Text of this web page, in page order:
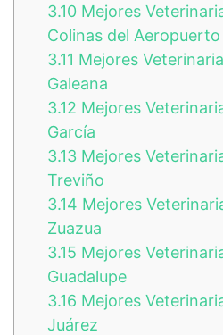
3.10 Mejores
Colinas del Aeropuerto
3.11 Mejores
Galeana
3.12 Mejores
García
3.13 Mejores
Treviño
3.14 Mejores
Zuazua
3.15 Mejores
Guadalupe
3.16 Mejores
Juárez